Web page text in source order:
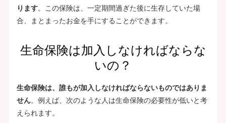
ります。この保険は、一定期間過ぎた後に生存していた場
合、まとまったお金を手にすることができます。
生命保険は加入しなければならな
いの？
生命保険は、誰もが加入しなければならないものではありま
せん。例えば、次のような人は生命保険の必要性が低いと考
えられます。